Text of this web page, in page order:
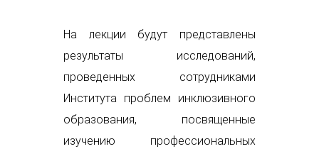
На лекции будут представлены
результаты исследований,
проведенных сотрудниками
Института проблем инклюзивного
образования, посвященные
изучению профессиональных